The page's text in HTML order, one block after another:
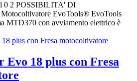
0 2 POSSIBILITA' DI
EvoTools® EvoTools
MTD370 con avviamento elettrico è
18 plus con Fresa